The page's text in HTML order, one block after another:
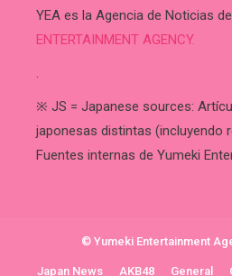
YEA es la Agencia de Noticias de
ENTERTAINMENT AGENCY.
.
※ JS = Japanese sources:
japonesas distintas (incluyendo
Fuentes internas de Yumeki
© Yumeki Entertainment
Japan News AKB48 General